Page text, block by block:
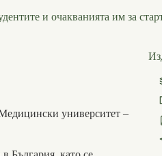
и очакванията им за
университет –